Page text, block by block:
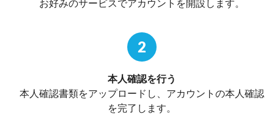
お好みのサービスでアカウントを開設します。
2
本人確認を行う
本人確認書類をアップロードし、アカウントの本人確認
を完了します。